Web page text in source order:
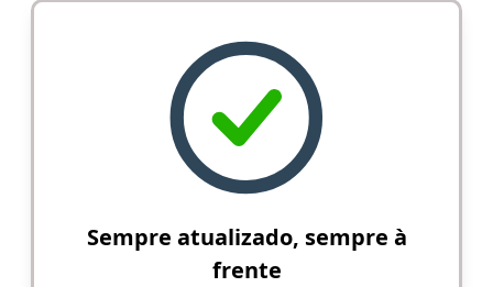
Sempre atualizado, sempre à
frente